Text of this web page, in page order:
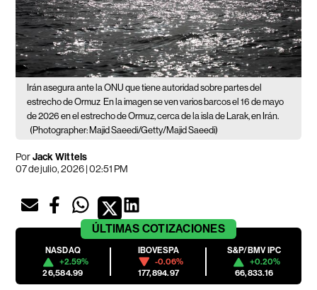
Irán asegura ante la ONU que tiene autoridad sobre partes del
estrecho de Ormuz En la imagen se ven varios barcos el 16 de mayo
de 2026 en el estrecho de Ormuz, cerca de la isla de Larak, en Irán.
(Photographer: Majid Saeedi/Getty/Majid Saeedi)
PorJack Wittels
07 de julio, 2026 | 02:51 PM
ÚLTIMAS COTIZACIONES
NASDAQ
+2.59%
26,584.99
IBOVESPA
-0.06%
177,894.97
S&P/BMV IPC
+0.20%
66,833.16